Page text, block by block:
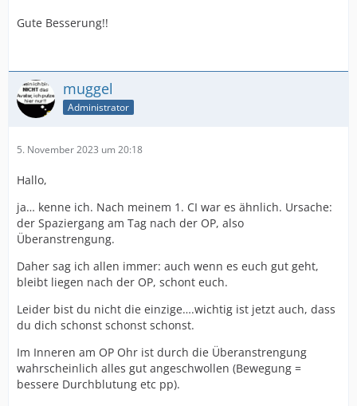
Gute Besserung!!
muggel
Administrator
5. November 2023 um 20:18
Hallo,
ja… kenne ich. Nach meinem 1. CI war es ähnlich. Ursache:
der Spaziergang am Tag nach der OP, also
Überanstrengung.
Daher sag ich allen immer: auch wenn es euch gut geht,
bleibt liegen nach der OP, schont euch.
Leider bist du nicht die einzige….wichtig ist jetzt auch, dass
du dich schonst schonst schonst.
Im Inneren am OP Ohr ist durch die Überanstrengung
wahrscheinlich alles gut angeschwollen (Bewegung =
bessere Durchblutung etc pp).